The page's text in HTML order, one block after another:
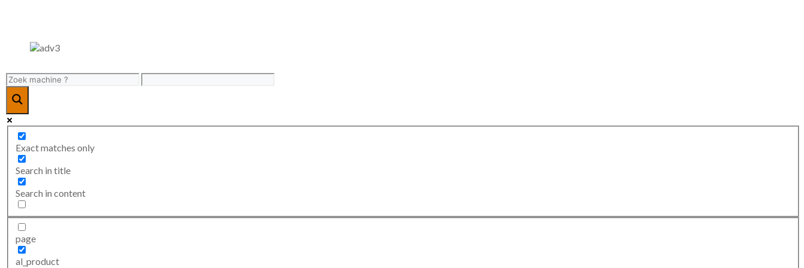
Exact matches only
Search in title
Search in content
page
al_product